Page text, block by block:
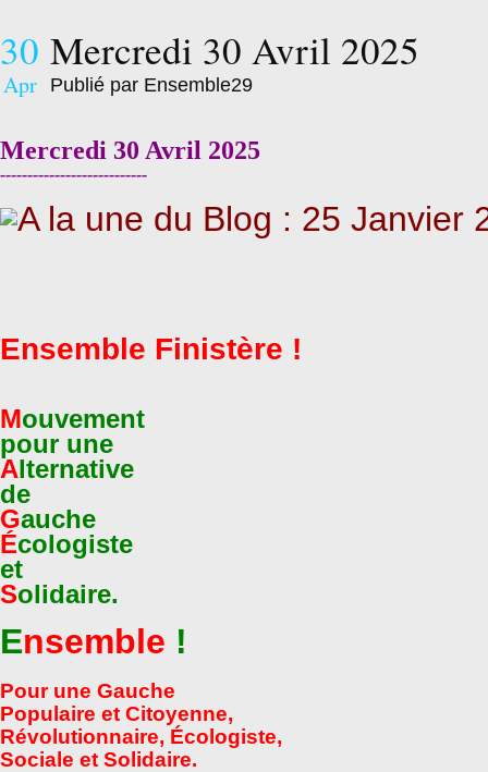
30
Apr
Mercredi 30 Avril 2025
Publié par Ensemble29
Mercredi 30 Avril 2025
---------------------------
Ensemble Finistère !
Mouvement
pour une
Alternative
de
Gauche
Écologiste
et
Solidaire.
Ensemble !
Pour une Gauche
Populaire et Citoyenne,
Révolutionnaire, Écologiste,
Sociale et Solidaire.